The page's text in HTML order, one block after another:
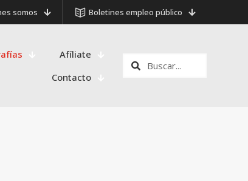
somos Boletines empleo público
Afíliate
Contacto